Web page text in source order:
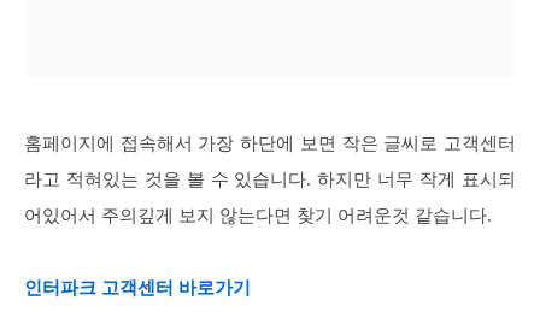
홈페이지에 접속해서 가장 하단에 보면 작은 글씨로 고객센터
라고 적혀있는 것을 볼 수 있습니다. 하지만 너무 작게 표시되
어있어서 주의깊게 보지 않는다면 찾기 어려운것 같습니다.
인터파크 고객센터 바로가기